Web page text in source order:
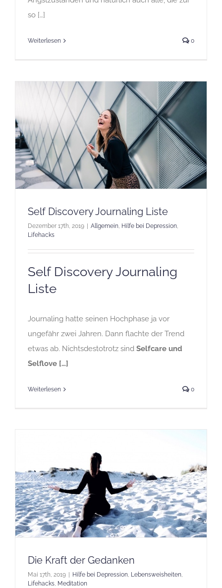
so […]
Weiterlesen 0
Self Discovery Journaling Liste
Dezember 17th, 2019 Allgemein, Hilfe bei Depression,
Lifehacks
Self Discovery Journaling
Liste
Journaling hatte seinen Hochphase ja vor
ungefähr zwei Jahren. Dann flachte der Trend
etwas ab. Nichtsdestotrotz sind Selfcare und
Selflove […]
Weiterlesen 0
Die Kraft der Gedanken
Mai 17th, 2019 Hilfe bei Depression, Lebensweisheiten,
Lifehacks, Meditation